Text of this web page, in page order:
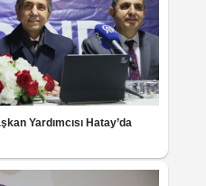
Yardımcısı Hatay’da